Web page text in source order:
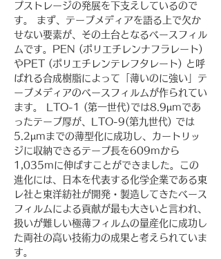
プストレージの発展を下支えしているので
す。 まず、テープメディアを語る上で欠か
せない要素が、その土台となるベースフィル
ムです。PEN (ポリエチレンナフラレート)
やPET (ポリエチレンテレフタレート) と呼
ばれる合成樹脂によって「薄いのに強い」テ
ープメディアのベースフィルムが作られてい
ます。 LTO-1 (第一世代)では8.9µmであ
ったテープ厚が、LTO-9(第九世代) では
5.2µmまでの薄型化に成功し、カートリッ
ジに収納できるテープ長を609mから
1,035mに伸ばすことができました。この
進化には、日本を代表する化学企業である東
レ社と東洋紡社が開発・製造してきたベース
フィルムによる貢献が最も大きいと言われ、
扱いが難しい極薄フィルムの量産化に成功し
た両社の高い技術力の成果と考えられていま
す。